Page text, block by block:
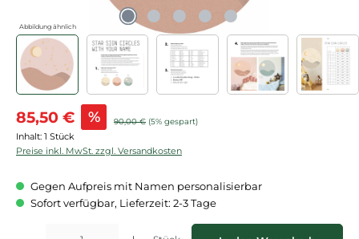
Abbildung ähnlich
Verkaufspreis:
85,50 € % Regulärer Preis:
90,00 € (5% gespart)
Inhalt: 1 Stück
Preise inkl. MwSt. zzgl. Versandkosten
Gegen Aufpreis mit Namen personalisierbar
Sofort verfügbar, Lieferzeit: 2-3 Tage
Produkt Anzahl: Gib den gewünschten Wert ein oder benutze die